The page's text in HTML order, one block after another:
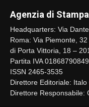
Agenzia di
Headquarters: Via
Roma: Via Piemonte,
di Porta Vittoria, 18 –
Partita IVA 01868790849
ISSN 2465-3535
Direttore Editoriale: Italo
Direttore Responsabile: